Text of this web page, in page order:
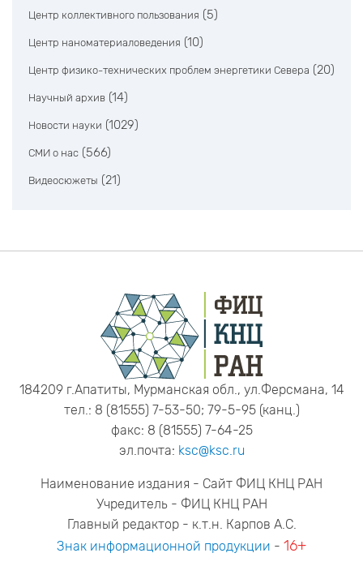
Центр коллективного пользования (5)
Центр наноматериаловедения (10)
Центр физико-технических проблем энергетики Севера (20)
Научный архив (14)
Новости науки (1029)
СМИ о нас (566)
Видеосюжеты (21)
184209 г.Апатиты, Мурманская обл., ул.Ферсмана, 14
тел.: 8 (81555) 7-53-50; 79-5-95 (канц.)
факс: 8 (81555) 7-64-25
эл.почта: ksc@ksc.ru
Наименование издания - Сайт ФИЦ КНЦ РАН
Учредитель - ФИЦ КНЦ РАН
Главный редактор - к.т.н. Карпов А.С.
Знак информационной продукции - 16+